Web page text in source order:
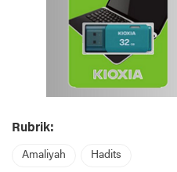
Rubrik:
Amaliyah Hadits